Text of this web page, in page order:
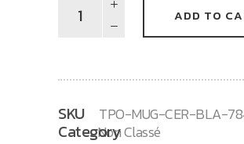
Harold
ADD TO
SKU TPO-MUG-CER-BLA-
CategoryNon Classé